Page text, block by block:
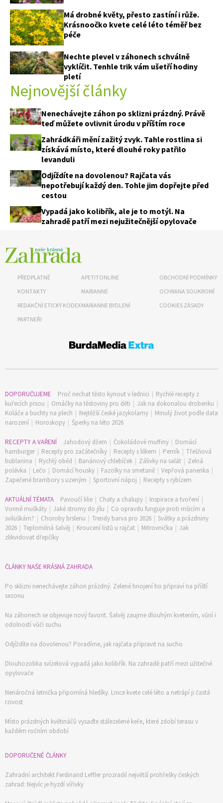
Má drobné květy, přesto zastíní i růže.
Krásnoočko kvete celé léto téměř bez
péče
Nechte plevel v záhonech schválně
vyklíčit. Tenhle trik vám ušetří hodiny
pletí
Nejnovější články
Nenechávejte záhon po sklizni prázdný. Právě
teď můžete ovlivnit úrodu v příštím roce
Zahrádkáři mění zažitý zvyk. Tahle rostlina si
získává místo, které dlouhé roky patřilo
levanduli
Odjíždíte na dovolenou? Rajčata vás
nepotřebují každý den. Tohle jim dopřejte před
cestou
Vypadá jako kolibřík, ale je to motýl. Na
zahradě patří mezi nejužitečnější opylovače
PŘEDPLATNÉ
KONTAKTY
REDAKČNÍ ETICKÝ KODEX
PARTNEŘI
APETITONLINE
MARIANNE
MARIANNE BYDLENÍ
OBCHODNÍ PODMÍNKY
OCHRANA SOUKROMÍ
COOKIES ZÁSADY
DOPORUČUJEME Proč nechat těsto kynout v lednici | Rychlé recepty z
kuřecích prsou | Omáčky na těstoviny pro děti | Jak na dokonalou drobenku |
Koláče a buchty na plech | Nejtěžší české jazykolamy | Minulý život podle data
narození | Horoskopy | Šperky na léto 2026
RECEPTY A VAŘENÍ Jahodový džem | Čokoládové muffiny | Domácí
hamburger | Recepty pro začátečníky | Recepty s lilkem | Perník | Třešňová
bublanina | Rychlý oběd | Banánový chlebíček | Zálivky na salát | Zelná
polévka | Lečo | Domácí housky | Fazolky na smetaně | Vepřová panenka |
Zapečené brambory s uzeným | Sportovní nápoj | Recepty s rybízem
AKTUÁLNÍ TÉMATA Pavoučí lilie | Chaty a chalupy | Inspirace a tvoření |
Vonné muškáty | Jaké stromy do jílu | Co opravdu funguje proti mšicím a
sviluškám? | Choroby brslenu | Trendy barva pro 2026 | Svátky a prázdniny
2026 | Teplomilná šalvěj | Kroucení listů u rajčat | Mitrovnička | Jak
zlikvidovat dřepčíky
ČLÁNKY NAŠE KRÁSNÁ ZAHRADA
Po sklizni nenechávejte záhon prázdný. Zelené hnojení ho připraví na příští
sezonu
Na záhonech se objevuje nový favorit. Šalvěj zaujme dlouhým kvetením, vůní i
odolností vůči suchu
Odjíždíte na dovolenou? Poradíme, jak rajčata připravit na sucho
Dlouhozobka svízelová vypadá jako kolibřík. Na zahradě patří mezi užitečné
opylovače
Nenáročná letnička připomíná hledíky. Lnice kvete celé léto a netrápí ji častá
rzivost
Místo prázdných květináčů vysaďte stálezelené keře, které zdobí terasu v
každém ročním období
DOPORUČENÉ ČLÁNKY
Zahradní architekt Ferdinand Leffler prozradil největší prohřešky českých
zahrad: Nejvíc je hyzdí vířivky